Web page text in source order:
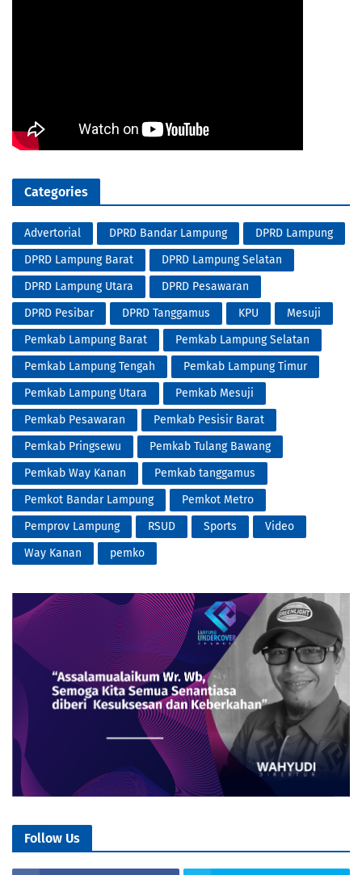
Categories
Advertorial DPRD Bandar Lampung
DPRD Lampung
DPRD Lampung Barat
DPRD Lampung Selatan
DPRD Lampung Utara
DPRD Pesawaran
DPRD Pesibar
DPRD Tanggamus KPU
Mesuji
Pemkab Lampung Barat
Pemkab Lampung Selatan
Pemkab Lampung Tengah
Pemkab Lampung Timur
Pemkab Lampung Utara
Pemkab Mesuji
Pemkab Pesawaran
Pemkab Pesisir Barat
Pemkab Pringsewu
Pemkab Tulang Bawang
Pemkab Way Kanan
Pemkab tanggamus
Pemkot Bandar Lampung
Pemkot Metro
Pemprov Lampung
RSUD Sports
Video
Way Kanan
pemko
Follow Us